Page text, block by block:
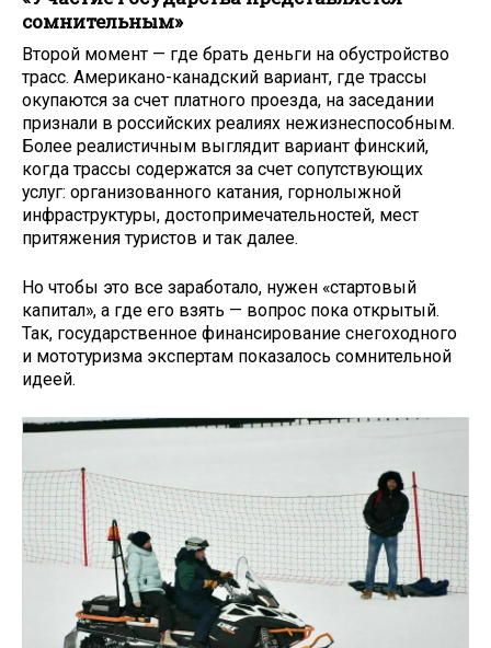
сомнительным»
Второй момент — где брать деньги на обустройство
трасс. Американо-канадский вариант, где трассы
окупаются за счет платного проезда, на заседании
признали в российских реалиях нежизнеспособным.
Более реалистичным выглядит вариант финский,
когда трассы содержатся за счет сопутствующих
услуг: организованного катания, горнолыжной
инфраструктуры, достопримечательностей, мест
притяжения туристов и так далее.
Но чтобы это все заработало, нужен «стартовый
капитал», а где его взять — вопрос пока открытый.
Так, государственное финансирование снегоходного
и мототуризма экспертам показалось сомнительной
идеей.